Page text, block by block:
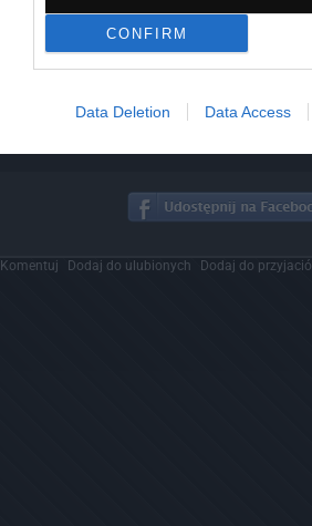
CONFIRM
Data Deletion Data Access
Komentuj Dodaj do ulubionych Dodaj do przyjaciół